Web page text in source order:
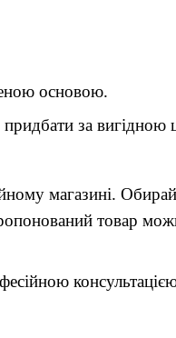
основою.
за
магазині.
товар